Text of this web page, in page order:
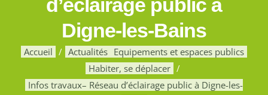
d’éclairage public à
Digne-les-Bains
Accueil Actualités Equipements et espaces publics
Habiter, se déplacer
Infos travaux– Réseau d’éclairage public à Digne-les-